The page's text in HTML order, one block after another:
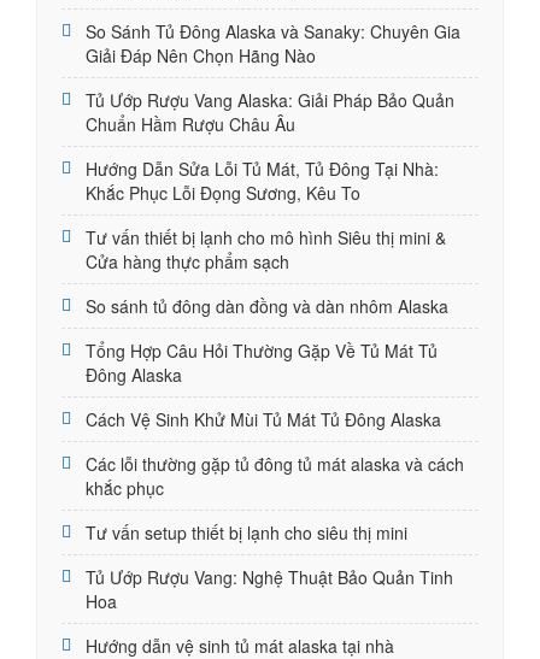
So Sánh Tủ Đông Alaska và Sanaky: Chuyên Gia
Giải Đáp Nên Chọn Hãng Nào
Tủ Ướp Rượu Vang Alaska: Giải Pháp Bảo Quản
Chuẩn Hầm Rượu Châu Âu
Hướng Dẫn Sửa Lỗi Tủ Mát, Tủ Đông Tại Nhà:
Khắc Phục Lỗi Đọng Sương, Kêu To
Tư vấn thiết bị lạnh cho mô hình Siêu thị mini &
Cửa hàng thực phẩm sạch
So sánh tủ đông dàn đồng và dàn nhôm Alaska
Tổng Hợp Câu Hỏi Thường Gặp Về Tủ Mát Tủ
Đông Alaska
Cách Vệ Sinh Khử Mùi Tủ Mát Tủ Đông Alaska
Các lỗi thường gặp tủ đông tủ mát alaska và cách
khắc phục
Tư vấn setup thiết bị lạnh cho siêu thị mini
Tủ Ướp Rượu Vang: Nghệ Thuật Bảo Quản Tinh
Hoa
Hướng dẫn vệ sinh tủ mát alaska tại nhà